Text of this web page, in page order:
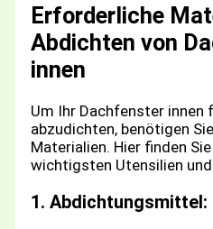
Erforderliche
Abdichten von
innen
Um Ihr Dachfenster innen
abzudichten, benötigen
Materialien. Hier finden
wichtigsten Utensilien
1. Abdichtungsmittel: